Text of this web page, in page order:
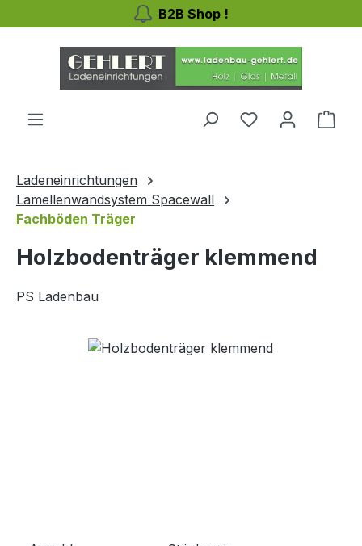
Zum Hauptinhalt springenB2B Shop !
Du hast 0
Ladeneinrichtungen
Lamellenwandsystem Spacewall
Fachböden Träger
Holzbodenträger klemmend
PS Ladenbau